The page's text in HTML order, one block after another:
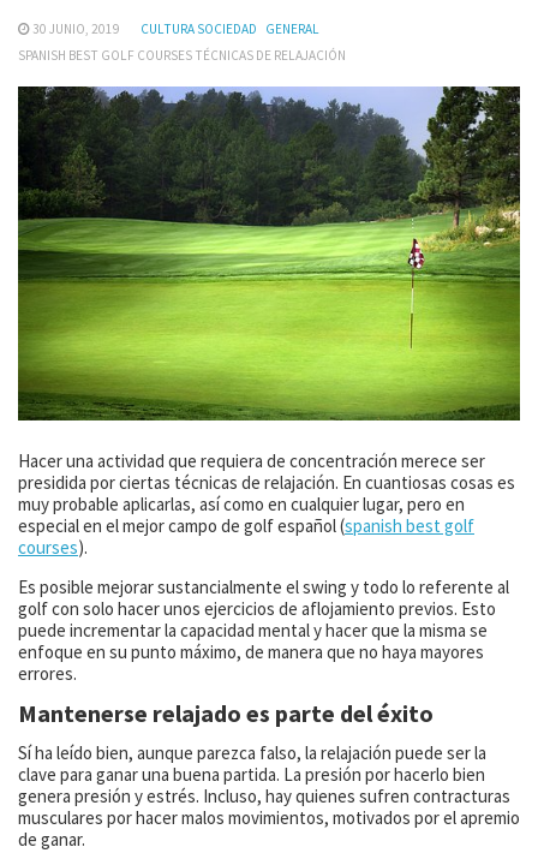
30 JUNIO, 2019 CULTURA SOCIEDAD
GENERAL
SPANISH BEST GOLF COURSES TÉCNICAS DE RELAJACIÓN
Hacer una actividad que requiera de concentración merece ser
presidida por ciertas técnicas de relajación. En cuantiosas cosas es
muy probable aplicarlas, así como en cualquier lugar, pero en
especial en el mejor campo de golf español (spanish best golf
courses).
Es posible mejorar sustancialmente el swing y todo lo referente al
golf con solo hacer unos ejercicios de aflojamiento previos. Esto
puede incrementar la capacidad mental y hacer que la misma se
enfoque en su punto máximo, de manera que no haya mayores
errores.
Mantenerse relajado es parte del éxito
Sí ha leído bien, aunque parezca falso, la relajación puede ser la
clave para ganar una buena partida. La presión por hacerlo bien
genera presión y estrés. Incluso, hay quienes sufren contracturas
musculares por hacer malos movimientos, motivados por el apremio
de ganar.